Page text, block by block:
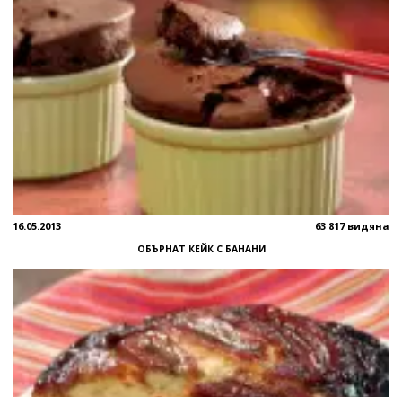
16.05.2013 63 817 видяна
ОБЪРНАТ КЕЙК С БАНАНИ